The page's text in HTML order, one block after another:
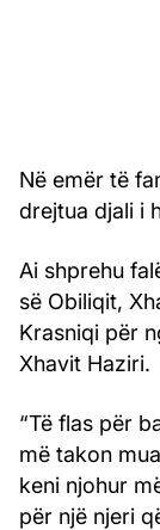
Në emër të
drejtua djali i
Ai shprehu
së Obiliqit,
Krasniqi për
Xhavit Haziri.
“Të flas për
më takon
keni njohur
për një njeri